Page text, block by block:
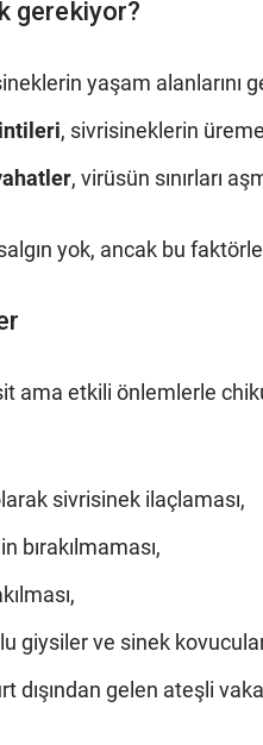
gerekiyor?
yaşam alanlarını
, sivrisineklerin
, virüsün sınırları
yok, ancak bu
ama etkili önlemlerle
sivrisinek ilaçlaması,
bırakılmaması,
giysiler ve sinek
dışından gelen ateşli